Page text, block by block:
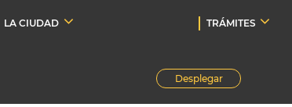
LA CIUDAD TRÁMITES
Desplegar